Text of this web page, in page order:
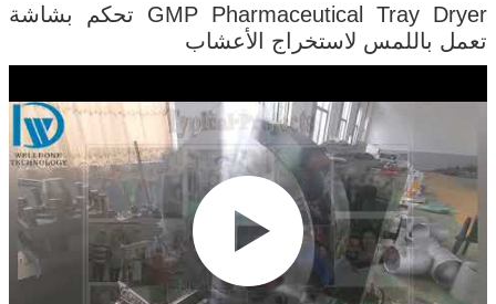
GMP Pharmaceutical Tray Dryer تحكم بشاشة
تعمل باللمس لاستخراج الأعشاب